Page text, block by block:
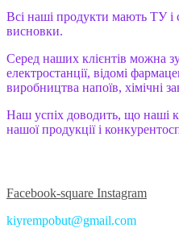
Всі наші продукти мають ТУ і
висновки.
Серед наших клієнтів можна
електростанції, відомі
виробництва напоїв, хімічні
Наш успіх доводить, що наші
нашої продукції і
Facebook-square Instagram
kiyrempobut@gmail.com